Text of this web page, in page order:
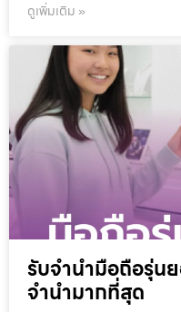
ดูเพิ่มเติม »
รับจำนำมือถือรุ่น
จำนำมากที่สุด